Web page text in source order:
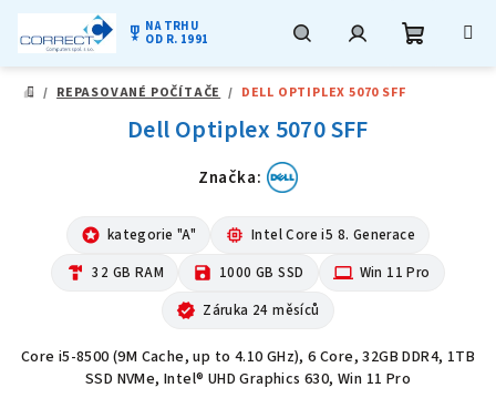
military_tech NA TRHU
OD R. 1991
DOMŮ
/ REPASOVANÉ POČÍTAČE / DELL OPTIPLEX 5070 SFF
Dell Optiplex 5070 SFF
Značka:
stars kategorie "A" memory Intel Core i5 8. Generace
hardware 32 GB RAM save 1000 GB SSD computer Win 11 Pro
verified Záruka 24 měsíců
Core i5-8500 (9M Cache, up to 4.10 GHz), 6 Core, 32GB DDR4, 1TB
SSD NVMe, Intel® UHD Graphics 630, Win 11 Pro